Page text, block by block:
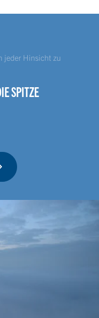
jeder Hinsicht zu
SPITZE